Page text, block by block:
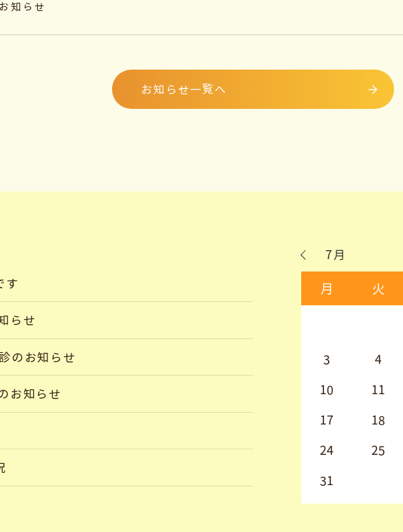
知らせ
お知らせ一覧へ
す
らせ
のお知らせ
お知らせ
月 火
7月
3 4
10 11
17 18
24 25
31